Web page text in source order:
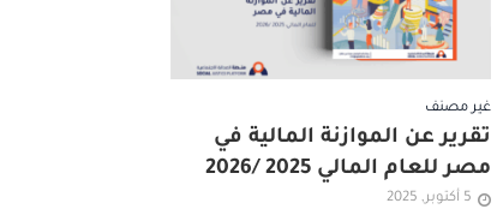
غير مصنف
تقرير عن الموازنة المالية في
مصر للعام المالي 2025 /2026
5 أكتوبر, 2025